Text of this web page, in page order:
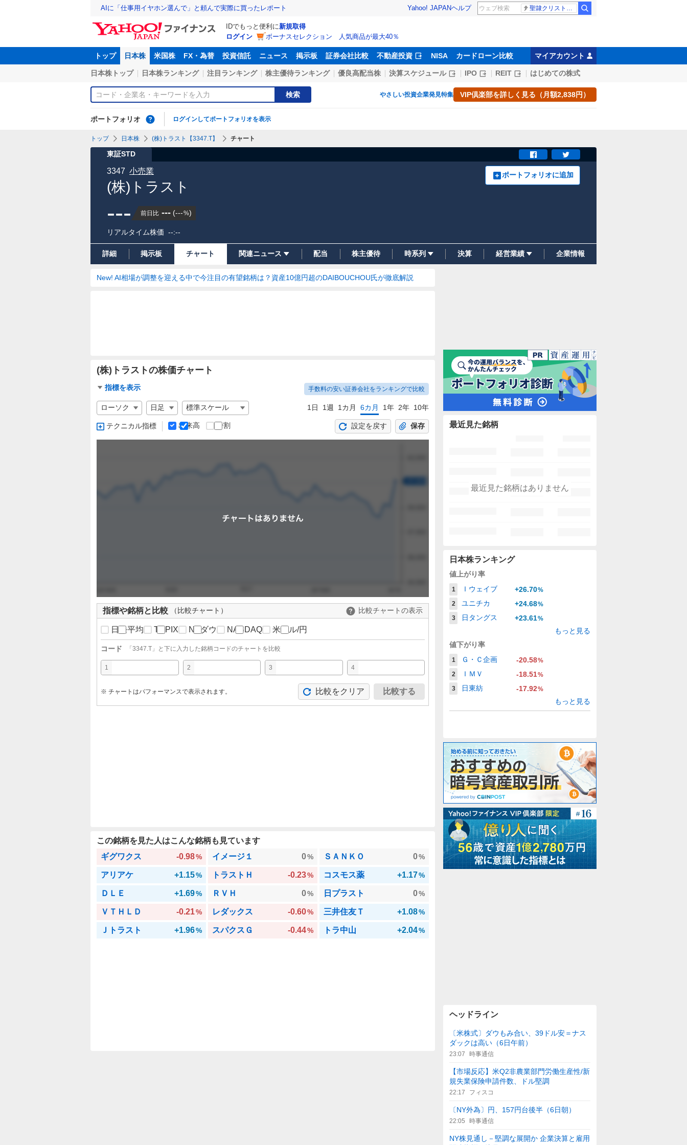
AIに「仕事用イヤホン選んで」と頼んで実際に買ったレポート Yahoo! JAPANヘルプ 聖隷クリストファー高校
IDでもっと便利に新規取得
ログイン
ボーナスセレクション 人気商品が最大40％
トップ 日本株 米国株 FX・為替 投資信託 ニュース 掲示板 証券会社比較 不動産投資 NISA カードローン比較 マイアカウント
日本株トップ 日本株ランキング 注目ランキング 株主優待ランキング 優良高配当株 決算スケジュール IPO REIT はじめての株式
検索 やさしい投資企業発見特集 VIP倶楽部を詳しく見る（月額2,838円）
ポートフォリオ ログインしてポートフォリオを表示
トップ 日本株 (株)トラスト【3347.T】 チャート
東証STD
(株)トラスト
3347 小売業 ポートフォリオに追加
--- 前日比 --- (---%)
リアルタイム株価 --:--
詳細 掲示板 チャート 関連ニュース 配当 株主優待 時系列 決算 経営業績 企業情報
New! AI相場が調整を迎える中で今注目の有望銘柄は？資産10億円超のDAIBOUCHOU氏が徹底解説
(株)トラストの株価チャート
チ
ャ
ー
ト
指
手数料の安い証券会社をランキングで比較
指標を表示
チ
ャ
ー
1日 1週 1カ月 6カ月 1年 2年 10年
テクニカル指標 出来高 分割 設定を戻す 保存
指標や銘柄と比較 （比較チャート） 比較チャートの表示
日経平均 TOPIX NYダウ NASDAQ 米ドル/円
コード 「 3347.T 」と下に入力した銘柄コードのチャートを比較
1 2 3 4
※ チャートはパフォーマンスで表示されます。 比較をクリア 比較する
この銘柄を見た人はこんな銘柄も見ています
ギグワクス
-0.98% イメージ１ 0% ＳＡＮＫＯ 0%
アリアケ +1.15% トラストＨ -0.23% コスモス薬 +1.17%
ＤＬＥ +1.69% ＲＶＨ 0% 日プラスト 0%
ＶＴＨＬＤ -0.21% レダックス -0.60% 三井住友Ｔ +1.08%
Ｊトラスト +1.96% スパクスＧ -0.44% トラ中山 +2.04%
最近見た銘柄
最近見た銘柄はありません
日本株ランキング
値上がり率
1 Ｉウェイブ +26.70%
2
ユニチカ +24.68%
3
日タングス +23.61%
もっと見る
値下がり率
1 Ｇ・Ｃ企画 -20.58%
2
ＩＭＶ -18.51%
3
日東紡 -17.92%
もっと見る
ヘッドライン
〔米株式〕ダウもみ合い、39ドル安＝ナス
ダックは高い（6日午前）
23:07 時事通信
【市場反応】米Q2非農業部門労働生産性/新
規失業保険申請件数、ドル堅調
22:17 フィスコ
〔NY外為〕円、157円台後半（6日朝）
22:05 時事通信
NY株見通し－堅調な展開か 企業決算と雇用